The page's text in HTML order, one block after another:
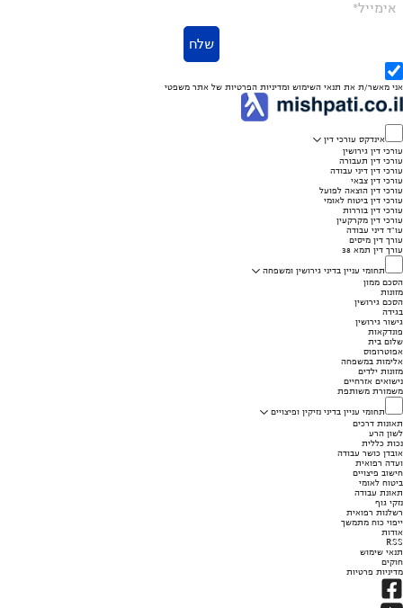
אימייל*
שלח
אני מאשר/ת את תנאי השימוש ומדיניות הפרטיות של אתר משפטי
אינדקס עורכי דין
עורכי דין גירושין
עורכי דין תעבורה
עורכי דין דיני עבודה
עורכי דין צבאי
עורכי דין הוצאה לפועל
עורכי דין ביטוח לאומי
עורכי דין בוררות
עורכי דין מקרקעין
עו"ד דיני עבודה
עורך דין מיסים
עורך דין תמא 38
תחומי עניין בדיני גירושין ומשפחה
הסכם ממון
מזונות
הסכם גירושין
בגידה
גישור גירושין
פונדקאות
שלום בית
אפוטרופוס
אלימות במשפחה
מזונות ילדים
נישואים אזרחיים
משמורת משותפת
תחומי עניין בדיני נזיקין ופיצויים
תאונות דרכים
לשון הרע
נכות כללית
אובדן כושר עבודה
ועדה רפואית
חישוב פיצויים
ביטוח לאומי
תאונת עבודה
נזקי גוף
רשלנות רפואית
ייפוי כוח מתמשך
אודות
RSS
תנאי שימוש
חוקים
מדיניות פרטיות